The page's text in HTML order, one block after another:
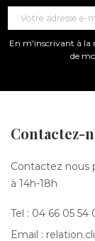
En m'inscrivant à la
de
Contactez-
Contactez nous
à 14h-18h
Tel : 04 66 05 54
Email :